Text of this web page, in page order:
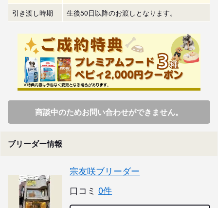
引き渡し時期
生後50日以降のお渡しとなります。
商談中のためお問い合わせができません。
ブリーダー情報
宗友咲ブリーダー
口コミ 0件